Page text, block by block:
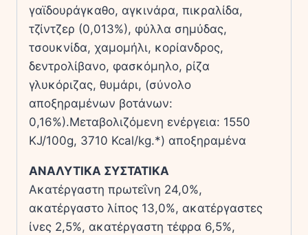
γαϊδουράγκαθο, αγκινάρα, πικραλίδα,
τζίντζερ (0,013%), φύλλα σημύδας,
τσουκνίδα, χαμομήλι, κορίανδρος,
δεντρολίβανο, φασκόμηλο, ρίζα
γλυκόριζας, θυμάρι, (σύνολο
αποξηραμένων βοτάνων:
0,16%).Μεταβολιζόμενη ενέργεια: 1550
KJ/100g, 3710 Kcal/kg.*) αποξηραμένα
ΑΝΑΛΥΤΙΚΑ ΣΥΣΤΑΤΙΚΑ
Ακατέργαστη πρωτεΐνη 24,0%,
ακατέργαστο λίπος 13,0%, ακατέργαστες
ίνες 2,5%, ακατέργαστη τέφρα 6,5%,